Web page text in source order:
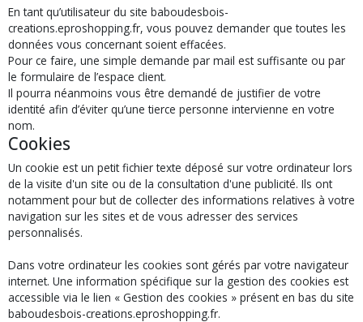
En tant qu’utilisateur du site baboudesbois-
creations.eproshopping.fr, vous pouvez demander que toutes les
données vous concernant soient effacées.
Pour ce faire, une simple demande par mail est suffisante ou par
le formulaire de l’espace client.
Il pourra néanmoins vous être demandé de justifier de votre
identité afin d’éviter qu’une tierce personne intervienne en votre
nom.
Cookies
Un cookie est un petit fichier texte déposé sur votre ordinateur lors
de la visite d'un site ou de la consultation d'une publicité. Ils ont
notamment pour but de collecter des informations relatives à votre
navigation sur les sites et de vous adresser des services
personnalisés.
Dans votre ordinateur les cookies sont gérés par votre navigateur
internet. Une information spécifique sur la gestion des cookies est
accessible via le lien « Gestion des cookies » présent en bas du site
baboudesbois-creations.eproshopping.fr.